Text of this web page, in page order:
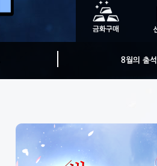
8월의 출석